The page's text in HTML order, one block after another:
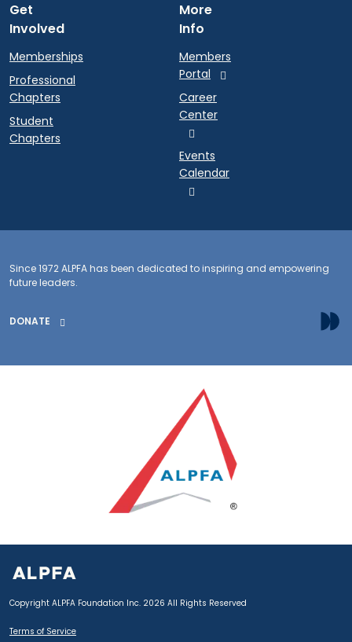
Get
Involved
Memberships
Professional
Chapters
Student
Chapters
More
Info
Members
Portal
Career
Center
Events
Calendar
Since 1972 ALPFA has been dedicated to inspiring and empowering
future leaders.
DONATE
Copyright ALPFA Foundation Inc. 2026 All Rights Reserved
Terms of Service